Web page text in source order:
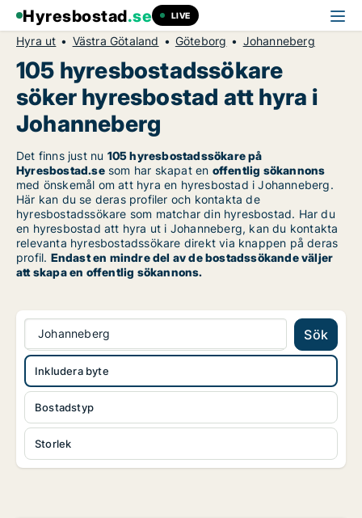
Hyresbostad.se LIVE
Hyra ut Västra Götaland Göteborg Johanneberg
105 hyresbostadssökare
söker hyresbostad att hyra i
Johanneberg
Det finns just nu 105 hyresbostadssökare på
Hyresbostad.sesom har skapat en offentlig sökannons
med önskemål om att hyra en hyresbostad i Johanneberg.
Här kan du se deras profiler och kontakta de
hyresbostadssökare som matchar din hyresbostad. Har du
en hyresbostad att hyra ut i Johanneberg, kan du kontakta
relevanta hyresbostadssökare direkt via knappen på deras
profil. Endast en mindre del av de bostadssökande väljer
att skapa en offentlig sökannons.
Johanneberg Sök
Bostadstyp
Storlek
Inkludera byte